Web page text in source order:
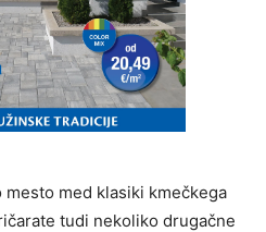
med klasiki kmečkega
tudi nekoliko drugačne